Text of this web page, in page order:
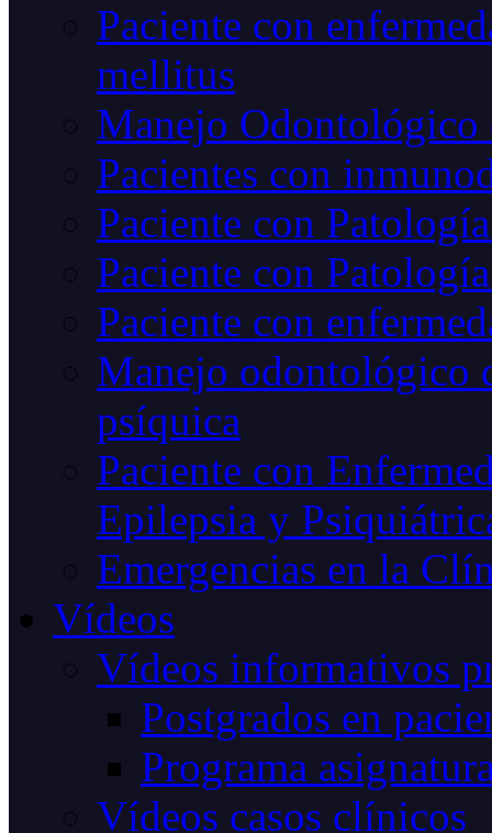
Paciente con
mellitus
Manejo Odontológico
Pacientes con
Paciente con
Paciente con
Paciente con
Manejo odontológico
psíquica
Paciente con
Epilepsia y
Emergencias en la
Vídeos
Vídeos informativos
Postgrados en
Programa
Vídeos casos clínicos